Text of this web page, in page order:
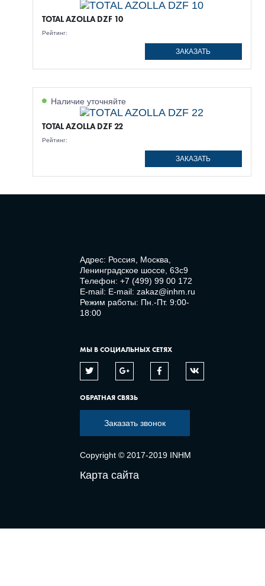
TOTAL AZOLLA DZF 10
Рейтинг:
ЗАКАЗАТЬ
Наличие уточняйте
TOTAL AZOLLA DZF 22
Рейтинг:
ЗАКАЗАТЬ
Адрес: Россия, Москва,
Ленинградское шоссе, 63с9
Телефон: +7 (499) 99 00 172
E-mail: E-mail: zakaz@inhm.ru
Режим работы: Пн.-Пт. 9:00-
18:00
МЫ В СОЦИАЛЬНЫХ СЕТЯХ
ОБРАТНАЯ СВЯЗЬ
Заказать звонок
Copyright © 2017-2019 INHM
Карта сайта